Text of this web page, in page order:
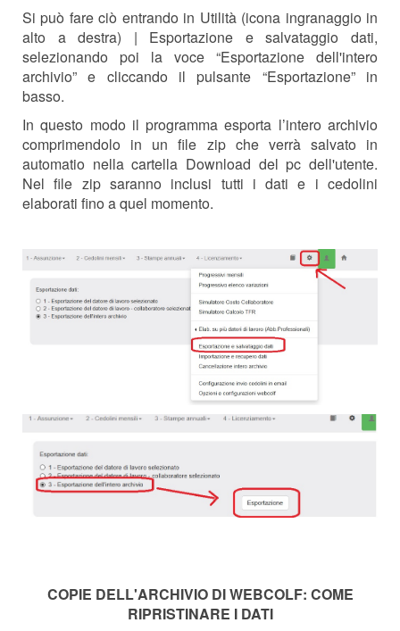
Si può fare ciò entrando in Utilità (icona ingranaggio in
alto a destra) | Esportazione e salvataggio dati,
selezionando poi la voce “Esportazione dell'intero
archivio” e cliccando il pulsante “Esportazione” in
basso.
In questo modo il programma esporta l’intero archivio
comprimendolo in un file zip che verrà salvato in
automatio nella cartella Download del pc dell'utente.
Nel file zip saranno inclusi tutti i dati e i cedolini
elaborati fino a quel momento.
COPIE DELL'ARCHIVIO DI WEBCOLF: COME
RIPRISTINARE I DATI